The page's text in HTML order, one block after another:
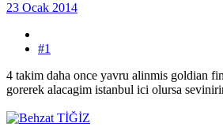
23 Ocak 2014
#1
4 takim daha once yavru alinmis goldian
gorerek alacagim istanbul ici olursa